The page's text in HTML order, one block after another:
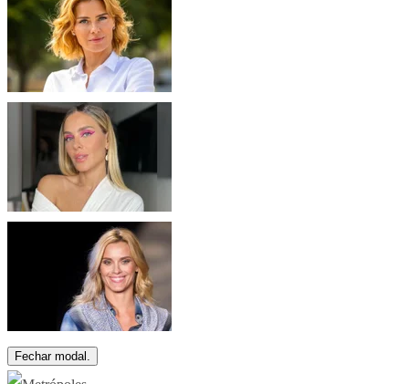
Fechar modal.